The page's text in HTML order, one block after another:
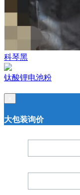
科琴黑
钛酸锂电池粉
×